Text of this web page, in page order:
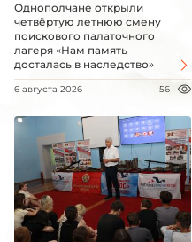
Однополчане открыли
четвёртую летнюю смену
поискового палаточного
лагеря «Нам память
досталась в наследство»
6 августа 2026 56